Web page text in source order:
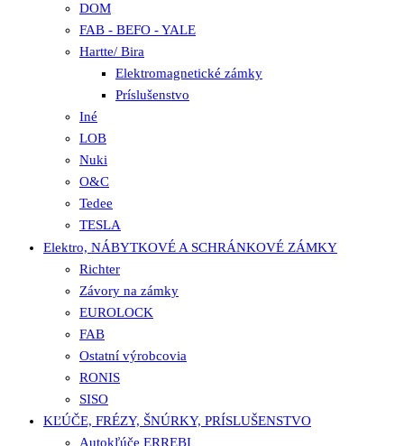
DOM
FAB - BEFO - YALE
Hartte/ Bira
Elektromagnetické zámky
Príslušenstvo
Iné
LOB
Nuki
O&C
Tedee
TESLA
Elektro, NÁBYTKOVÉ A SCHRÁNKOVÉ ZÁMKY
Richter
Závory na zámky
EUROLOCK
FAB
Ostatní výrobcovia
RONIS
SISO
KĽÚČE, FRÉZY, ŠNÚRKY, PRÍSLUŠENSTVO
Autokľúče ERREBI